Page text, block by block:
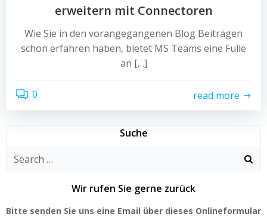
erweitern mit Connectoren
Wie Sie in den vorangegangenen Blog Beiträgen
schon erfahren haben, bietet MS Teams eine Fülle
an […]
0 read more
Suche
Search
Wir rufen Sie gerne zurück
Bitte senden Sie uns eine Email über dieses Onlineformular